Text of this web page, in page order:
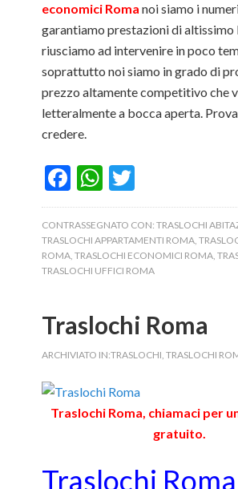
economici Roma noi siamo i
garantiamo prestazioni di altissimo
riusciamo ad intervenire in poco
soprattutto noi siamo in grado di
prezzo altamente competitivo che
letteralmente a bocca aperta.
credere.
Facebook
WhatsApp
CONTRASSEGNATO CON:TRASLOCHI
TRASLOCHI APPARTAMENTI ROMA,
ROMA,TRASLOCHI ECONOMICI ROMA,
TRASLOCHI UFFICI ROMA
Traslochi Roma
ARCHIVIATO IN:TRASLOCHI,TRASLOCHI
Traslochi Roma, chiamaci per
gratuito.
Traslochi Roma